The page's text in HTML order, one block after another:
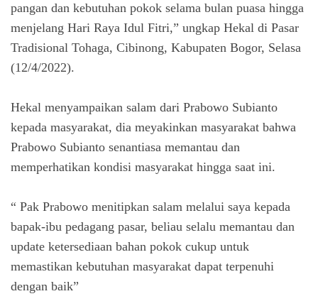
pangan dan kebutuhan pokok selama bulan puasa hingga
menjelang Hari Raya Idul Fitri,” ungkap Hekal di Pasar
Tradisional Tohaga, Cibinong, Kabupaten Bogor, Selasa
(12/4/2022).
Hekal menyampaikan salam dari Prabowo Subianto
kepada masyarakat, dia meyakinkan masyarakat bahwa
Prabowo Subianto senantiasa memantau dan
memperhatikan kondisi masyarakat hingga saat ini.
“ Pak Prabowo menitipkan salam melalui saya kepada
bapak-ibu pedagang pasar, beliau selalu memantau dan
update ketersediaan bahan pokok cukup untuk
memastikan kebutuhan masyarakat dapat terpenuhi
dengan baik”